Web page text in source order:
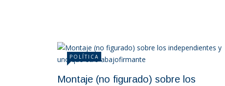
POLÍTICA
Montaje (no figurado) sobre los